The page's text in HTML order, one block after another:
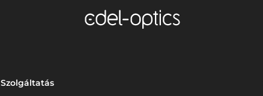
Szolgáltatás